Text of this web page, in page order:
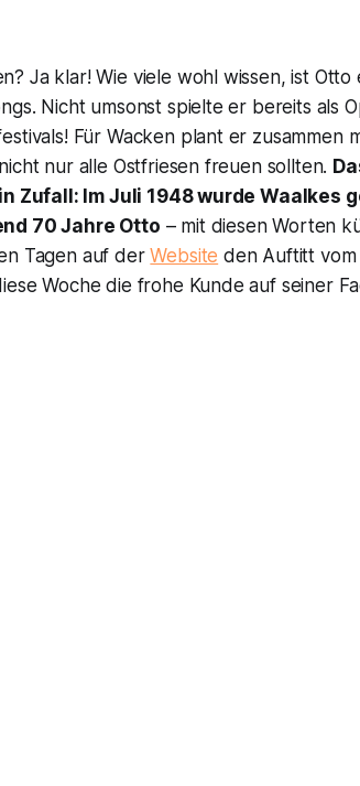
Ja klar! Wie viele wohl wissen, ist
Nicht umsonst spielte er bereits als
Für Wacken plant er zusammen
nur alle Ostfriesen freuen sollten.
Zufall: Im Juli 1948 wurde Waalkes
70 Jahre Otto – mit diesen Worten
Tagen auf derWebsite den Auftitt
Woche die frohe Kunde auf seiner